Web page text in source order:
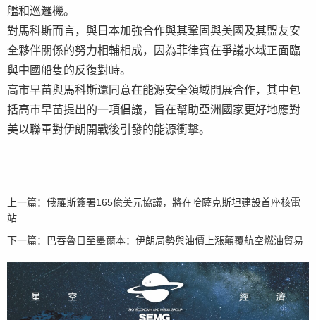
艦和巡邏機。
對馬科斯而言，與日本加強合作與其鞏固與美國及其盟友安
全夥伴關係的努力相輔相成，因為菲律賓在爭議水域正面臨
與中國船隻的反復對峙。
高市早苗與馬科斯還同意在能源安全領域開展合作，其中包
括高市早苗提出的一項倡議，旨在幫助亞洲國家更好地應對
美以聯軍對伊朗開戰後引發的能源衝擊。
上一篇： 俄羅斯簽署165億美元協議，將在哈薩克斯坦建設首座核電
站
下一篇：
巴吞魯日至墨爾本：伊朗局勢與油價上漲顛覆航空燃油貿易